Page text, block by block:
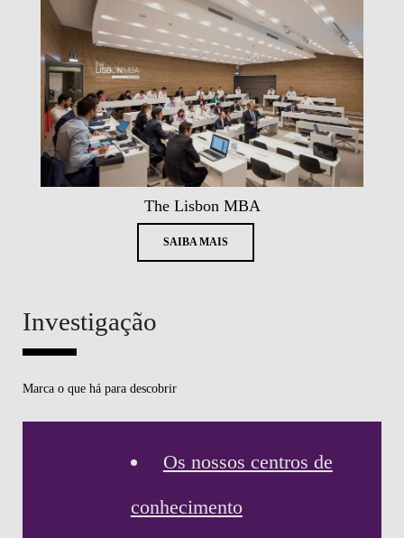
The Lisbon MBA
SAIBA MAIS
Investigação
Marca o que há para descobrir
Os nossos centros de
conhecimento